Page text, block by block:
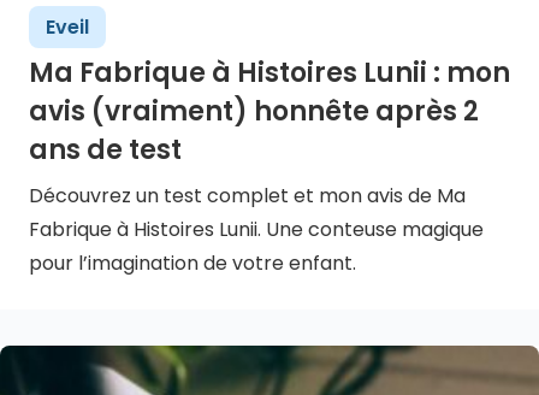
Eveil
Ma Fabrique à Histoires Lunii : mon
avis (vraiment) honnête après 2
ans de test
Découvrez un test complet et mon avis de Ma
Fabrique à Histoires Lunii. Une conteuse magique
pour l’imagination de votre enfant.